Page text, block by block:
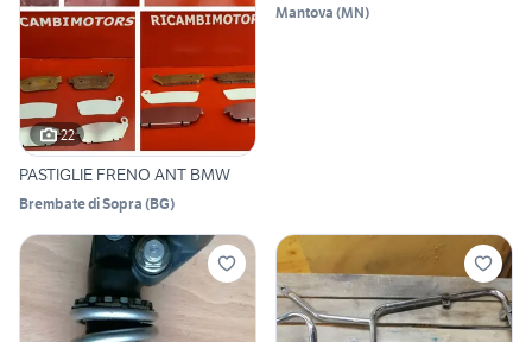
22
PASTIGLIE FRENO ANT BMW
Brembate di Sopra (BG)
Mantova (MN)